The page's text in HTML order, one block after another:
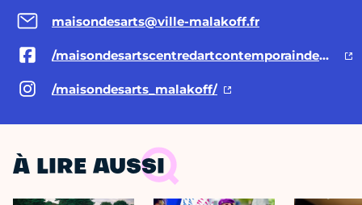
maisondesarts@ville-malakoff.fr
/maisondesartscentredartcontemporaindeMalakoff
/maisondesarts_malakoff/
À LIRE AUSSI